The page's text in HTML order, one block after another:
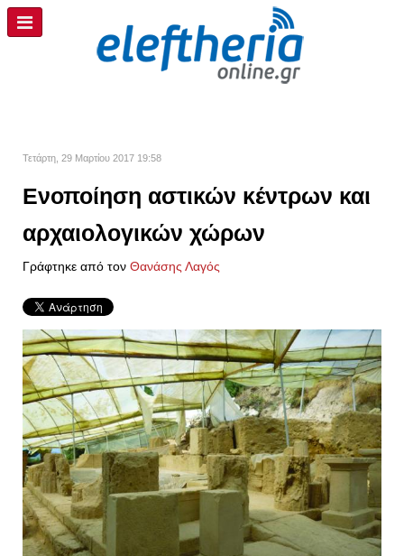
Τετάρτη, 29 Μαρτίου 2017 19:58
Ενοποίηση αστικών κέντρων και
αρχαιολογικών χώρων
Γράφτηκε από τον Θανάσης Λαγός